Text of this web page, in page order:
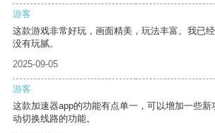
游客
这款游戏非常好玩，画面精美，玩法丰富。我已
没有玩腻。
2025-09-05
游客
这款加速器app的功能有点单一，可以增加一些新
动切换线路的功能。